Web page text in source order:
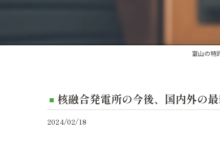
富山の特
核融合発電所の今後、国内外の
2024/02/18